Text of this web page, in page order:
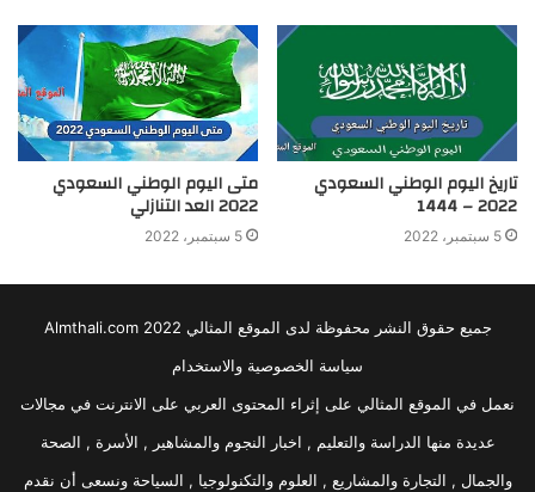
تاريخ اليوم الوطني السعودي
2022 – 1444
5 سبتمبر، 2022
متى اليوم الوطني السعودي
2022 العد التنازلي
5 سبتمبر، 2022
جميع حقوق النشر محفوظة لدى الموقع المثالي 2022 Almthali.com
سياسة الخصوصية والاستخدام
نعمل في الموقع المثالي على إثراء المحتوى العربي على الانترنت في مجالات
عديدة منها الدراسة والتعليم , اخبار النجوم والمشاهير , الأسرة , الصحة
والجمال , التجارة والمشاريع , العلوم والتكنولوجيا , السياحة ونسعى أن نقدم